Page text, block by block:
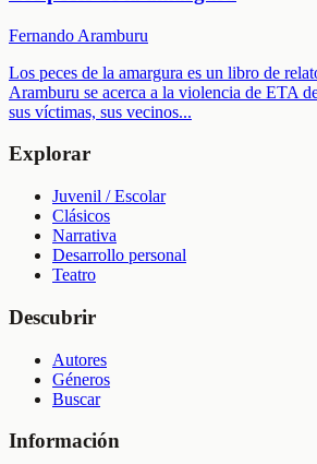
Fernando Aramburu
Los peces de la amargura es un libro de
Aramburu se acerca a la violencia de ETA
sus víctimas, sus vecinos...
Explorar
Juvenil / Escolar
Clásicos
Narrativa
Desarrollo personal
Teatro
Descubrir
Autores
Géneros
Buscar
Información